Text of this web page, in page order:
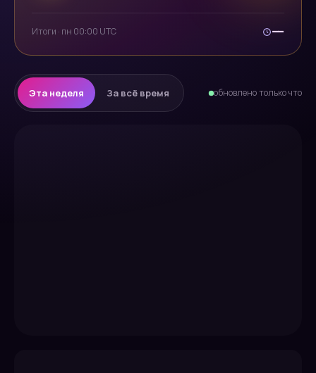
Интерактивная история с выбором
Итоги · пн 00:00 UTC —
Эта неделя За всё время обновлено только что